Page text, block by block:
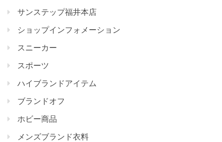
サンステップ福井本店
ショップインフォメーション
スニーカー
スポーツ
ハイブランドアイテム
ブランドオフ
ホビー商品
メンズブランド衣料